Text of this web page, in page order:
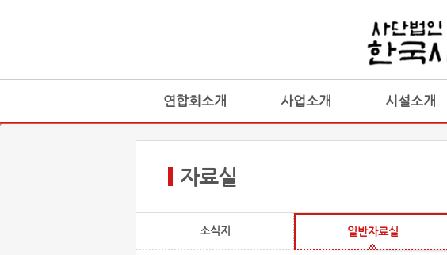
연합회소개 사업소개 시설소개
자료실
소식지 일반자료실